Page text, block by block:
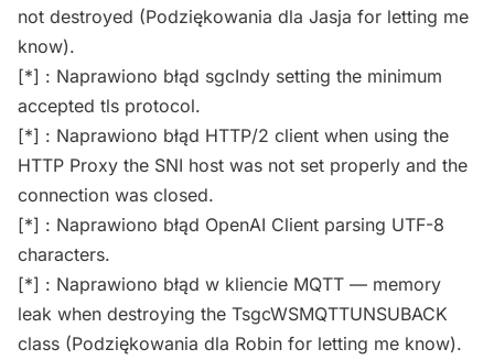
not destroyed (Podziękowania dla Jasja for letting me
know).
[*] : Naprawiono błąd sgcIndy setting the minimum
accepted tls protocol.
[*] : Naprawiono błąd HTTP/2 client when using the
HTTP Proxy the SNI host was not set properly and the
connection was closed.
[*] : Naprawiono błąd OpenAI Client parsing UTF-8
characters.
[*] : Naprawiono błąd w kliencie MQTT — memory
leak when destroying the TsgcWSMQTTUNSUBACK
class (Podziękowania dla Robin for letting me know).